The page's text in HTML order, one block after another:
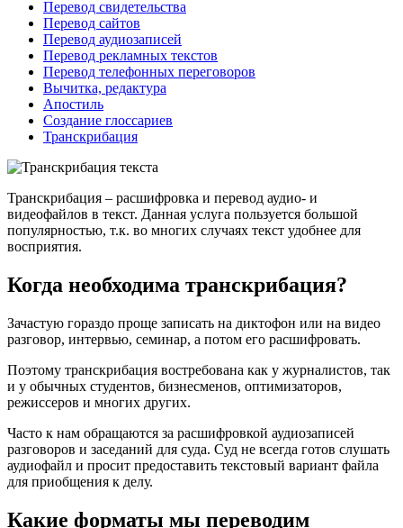
Перевод свидетельства
Перевод сайтов
Перевод аудиозаписей
Перевод рекламных текстов
Перевод телефонных переговоров
Вычитка, редактура
Апостиль
Создание глоссариев
Транскрибация
Транскрибация – расшифровка и перевод аудио- и
видеофайлов в текст. Данная услуга пользуется большой
популярностью, т.к. во многих случаях текст удобнее для
восприятия.
Когда необходима транскрибация?
Зачастую гораздо проще записать на диктофон или на видео
разговор, интервью, семинар, а потом его расшифровать.
Поэтому транскрибация востребована как у журналистов, так
и у обычных студентов, бизнесменов, оптимизаторов,
режиссеров и многих других.
Часто к нам обращаются за расшифровкой аудиозаписей
разговоров и заседаний для суда. Суд не всегда готов слушать
аудиофайл и просит предоставить текстовый вариант файла
для приобщения к делу.
Какие форматы мы переводим